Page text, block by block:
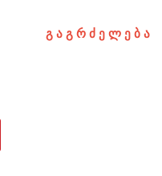
გ ა გ რ ძ ე ლ ე ბ ა